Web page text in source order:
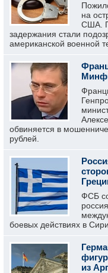
на
США.
задержания стали
американской военной
обвиняется в
рублей.
ФСБ
боевых действиях в
из